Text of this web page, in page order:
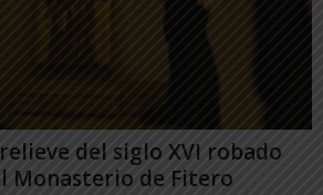
del siglo XVI robado
Monasterio de Fitero